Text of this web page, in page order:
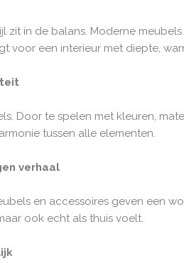
zit in de balans. Moderne
voor een interieur met diepte,
Door te spelen met kleuren,
tussen alle elementen.
verhaal
en accessoires geven een
ook echt als thuis voelt.